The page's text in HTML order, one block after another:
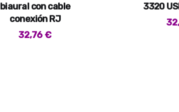
biaural con cable
conexión RJ
32,76€
3320